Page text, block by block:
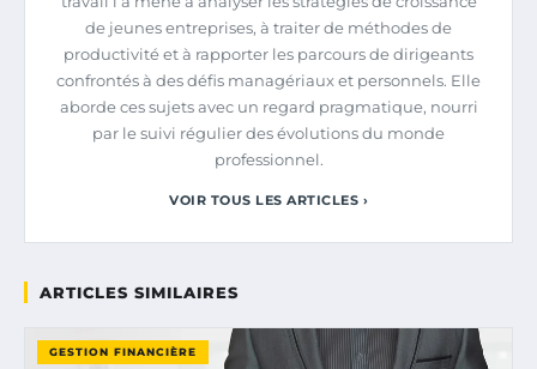
de jeunes entreprises, à traiter de méthodes de
productivité et à rapporter les parcours de dirigeants
confrontés à des défis managériaux et personnels. Elle
aborde ces sujets avec un regard pragmatique, nourri
par le suivi régulier des évolutions du monde
professionnel.
VOIR TOUS LES ARTICLES ›
ARTICLES SIMILAIRES
GESTION FINANCIÈRE